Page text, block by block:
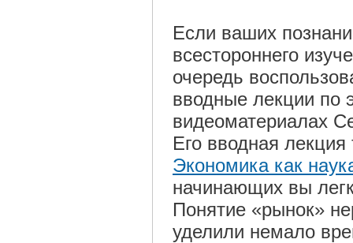
Если ваших
всестороннего
очередь
вводные лекции по
видеоматериалах
Его вводная
Экономика как
начинающих вы
Понятие «рынок»
уделили немало